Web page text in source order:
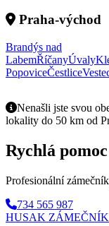
Praha-východ
Brandýs nad
LabemŘíčanyÚvaly
PopoviceČestlice
Nenašli jste svou
lokality do 50 km od
Rychlá
Profesionální
734 565 987
HUSAK ZÁMEČNÍK